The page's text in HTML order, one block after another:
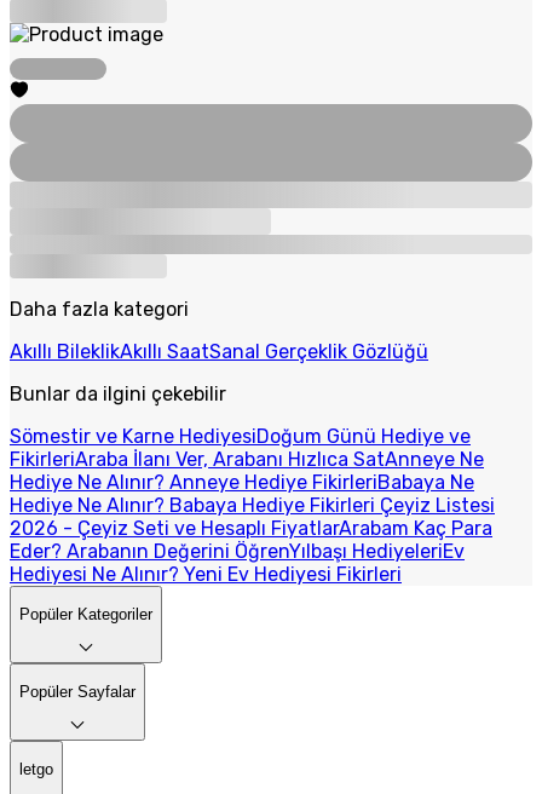
Daha fazla kategori
Akıllı BileklikAkıllı SaatSanal Gerçeklik Gözlüğü
Bunlar da ilgini çekebilir
Sömestir ve Karne HediyesiDoğum Günü Hediye ve
FikirleriAraba İlanı Ver, Arabanı Hızlıca SatAnneye Ne
Hediye Ne Alınır? Anneye Hediye FikirleriBabaya Ne
Hediye Ne Alınır? Babaya Hediye Fikirleri Çeyiz Listesi
2026 - Çeyiz Seti ve Hesaplı FiyatlarArabam Kaç Para
Eder? Arabanın Değerini ÖğrenYılbaşı HediyeleriEv
Hediyesi Ne Alınır? Yeni Ev Hediyesi Fikirleri
Popüler Kategoriler
Popüler Sayfalar
letgo